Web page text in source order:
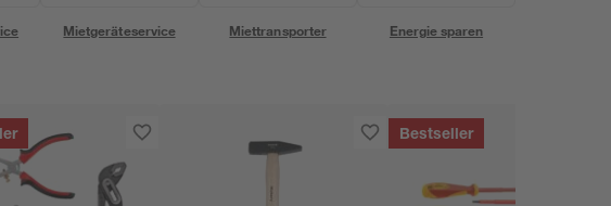
Mietgeräteservice Miettransporter Energie sparen
Bestseller